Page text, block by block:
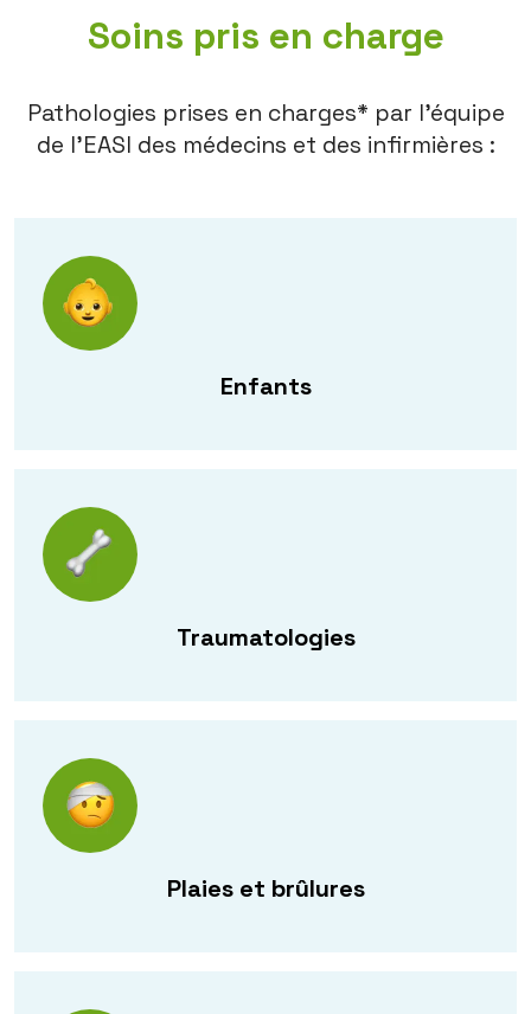
Soins pris en charge
Pathologies prises en charges* par l’équipe
de l’EASI des médecins et des infirmières :
Enfants
Traumatologies
Plaies et brûlures